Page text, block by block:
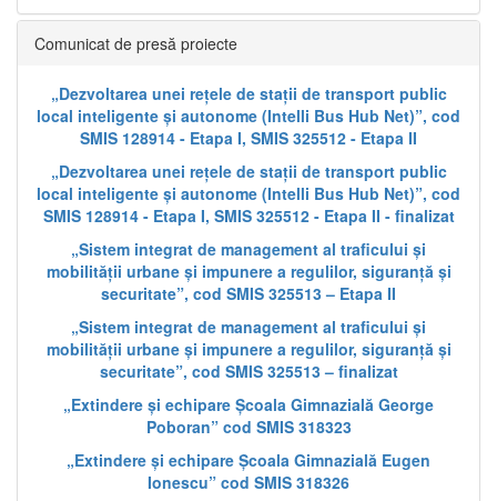
Comunicat de presă proiecte
„Dezvoltarea unei rețele de stații de transport public
local inteligente și autonome (Intelli Bus Hub Net)”, cod
SMIS 128914 - Etapa I, SMIS 325512 - Etapa II
„Dezvoltarea unei rețele de stații de transport public
local inteligente și autonome (Intelli Bus Hub Net)”, cod
SMIS 128914 - Etapa I, SMIS 325512 - Etapa II - finalizat
„Sistem integrat de management al traficului și
mobilității urbane și impunere a regulilor, siguranță și
securitate”, cod SMIS 325513 – Etapa II
„Sistem integrat de management al traficului și
mobilității urbane și impunere a regulilor, siguranță și
securitate”, cod SMIS 325513 – finalizat
„Extindere și echipare Școala Gimnazială George
Poboran” cod SMIS 318323
„Extindere și echipare Școala Gimnazială Eugen
Ionescu” cod SMIS 318326